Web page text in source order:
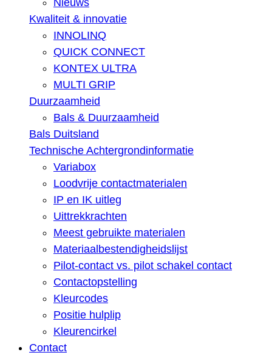
Kwaliteit & innovatie
INNOLINQ
QUICK CONNECT
KONTEX ULTRA
MULTI GRIP
Duurzaamheid
Bals & Duurzaamheid
Bals Duitsland
Technische Achtergrondinformatie
Variabox
Loodvrije contactmaterialen
IP en IK uitleg
Uittrekkrachten
Meest gebruikte materialen
Materiaalbestendigheidslijst
Pilot-contact vs. pilot schakel contact
Contactopstelling
Kleurcodes
Positie hulplip
Kleurencirkel
Contact